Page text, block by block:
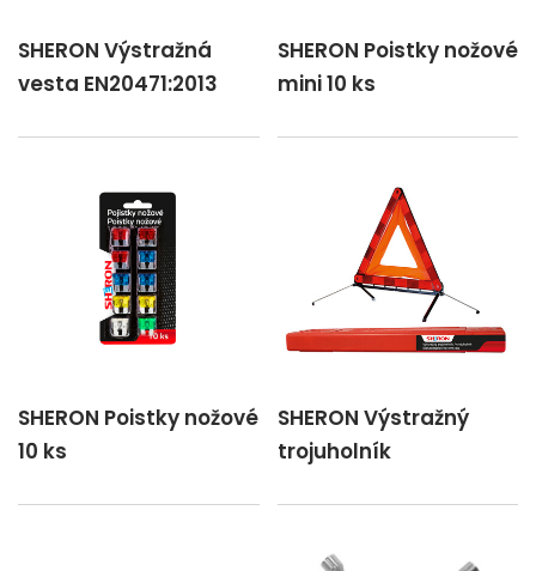
SHERON Výstražná
vesta EN20471:2013
SHERON Poistky nožové
mini 10 ks
SHERON Poistky nožové
10 ks
SHERON Výstražný
trojuholník